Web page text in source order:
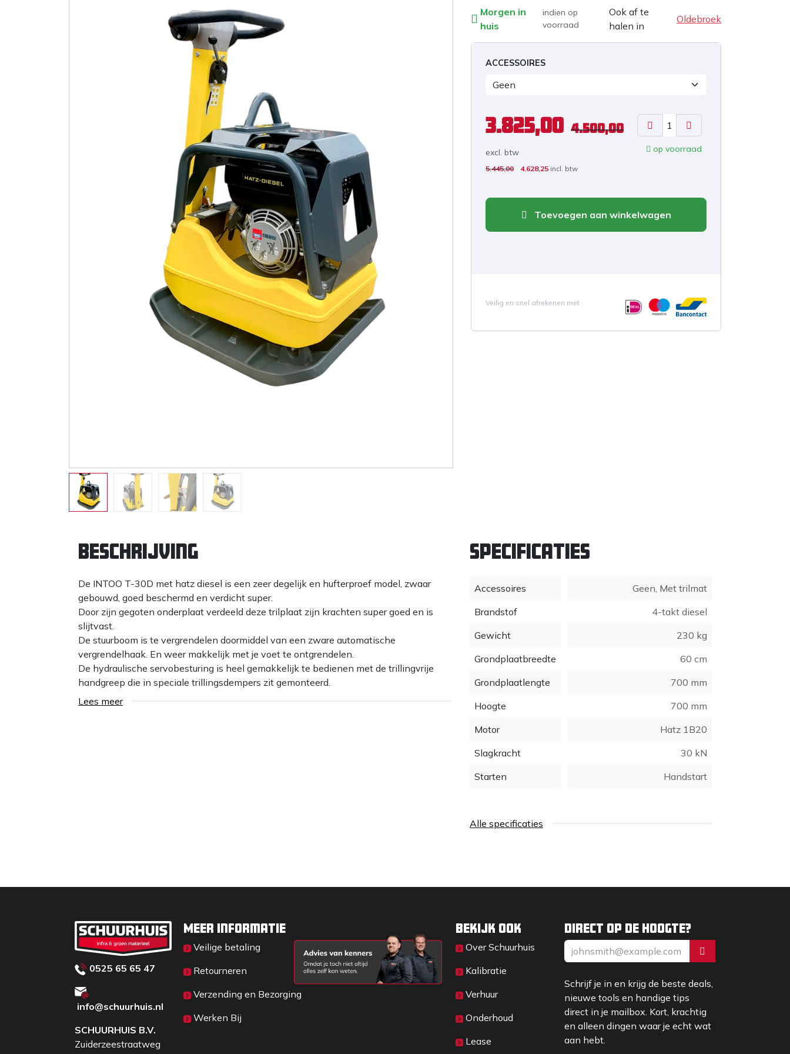
Morgen in
huis
indien op
voorraad
Ook af te
halen in
Oldebroek
ACCESSOIRES
3.825,00 4.500,00
excl. btw
5.445,00 4.628,25 incl. btw
op voorraad
Toevoegen aan winkelwagen
Veilig en snel afrekenen met
Beschrijving
De INTOO T-30D met hatz diesel is een zeer degelijk en hufterproef model, zwaar
gebouwd, goed beschermd en verdicht super.
Door zijn gegoten onderplaat verdeeld deze trilplaat zijn krachten super goed en is
slijtvast.
De stuurboom is te vergrendelen doormiddel van een zware automatische
vergrendelhaak. En weer makkelijk met je voet te ontgrendelen.
De hydraulische servobesturing is heel gemakkelijk te bedienen met de trillingvrije
handgreep die in speciale trillingsdempers zit gemonteerd.
Levenslange gesmeerde lagers voor een langere levensduur.
Lees meer
Specificaties
Accessoires Geen Met trilmat
Brandstof
4-takt diesel
Gewicht
230 kg
Grondplaatbreedte
60 cm
Grondplaatlengte
700 mm
Hoogte
700 mm
Motor
Hatz 1B20
Slagkracht
30 kN
Starten
Handstart
Alle specificaties
Direct op de hoogte?
Schrijf je in en krijg de beste deals,
nieuwe tools en handige tips
direct in je mailbox. Kort, krachtig
en alleen dingen waar je echt wat
aan hebt.
Bekijk ook
Over Sc​huurhuis
Kalibratie
Verhuur
Onderhoud
Lease
0525 65 65 47
info@schuurhuis.nl
SCHUURHUIS B.V.
Zuiderzeestraatweg
Meer informatie
Veilige betaling
Retourneren
Verzending en Bezorging
Werken Bij